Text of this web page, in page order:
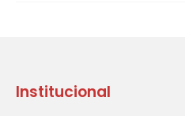
Institucional